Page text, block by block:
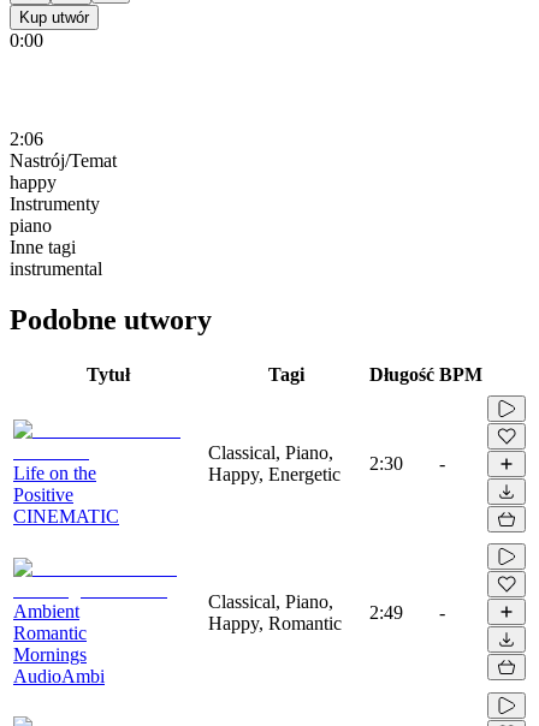
Kup utwór
0:00
2:06
Nastrój/Temat
happy
Instrumenty
piano
Inne tagi
instrumental
Podobne utwory
Tytuł Tagi Długość BPM
Life on the
Positive
CINEMATIC
Classical, Piano,
Happy, Energetic
2:30 -
Ambient
Romantic
Mornings
AudioAmbi
Classical, Piano,
Happy, Romantic
2:49 -